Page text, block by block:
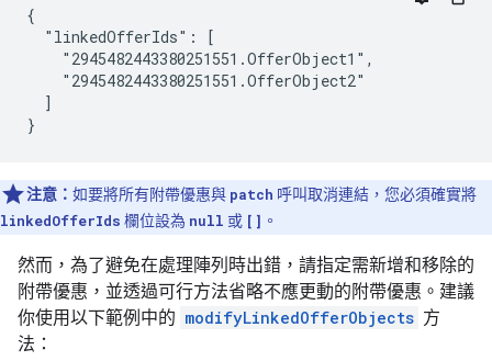
{
  "linkedOfferIds": [
    "2945482443380251551.OfferObject1",
    "2945482443380251551.OfferObject2"
  ]
}
注意： 如要將所有附帶優惠與 patch 呼叫取消連結，您必須確實將
linkedOfferIds 欄位設為 null 或 [] 。
然而，為了避免在處理陣列時出錯，請指定需新增和移除的
附帶優惠，並透過可行方法省略不應更動的附帶優惠。建議
你使用以下範例中的 modifyLinkedOfferObjects 方
法：